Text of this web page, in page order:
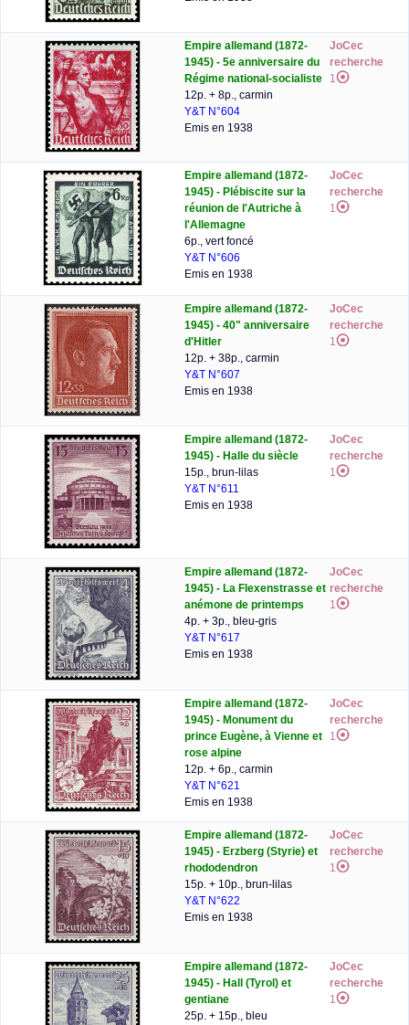
Empire allemand (1872-
1945) - 5e anniversaire du
Régime national-socialiste
12p. + 8p., carmin
Y&T N°604
Emis en 1938
JoCec
recherche
1
Empire allemand (1872-
1945) - Plébiscite sur la
réunion de l'Autriche à
l'Allemagne
6p., vert foncé
Y&T N°606
Emis en 1938
JoCec
recherche
1
Empire allemand (1872-
1945) - 40" anniversaire
d'Hitler
12p. + 38p., carmin
Y&T N°607
Emis en 1938
JoCec
recherche
1
Empire allemand (1872-
1945) - Halle du siècle
15p., brun-lilas
Y&T N°611
Emis en 1938
JoCec
recherche
1
Empire allemand (1872-
1945) - La Flexenstrasse et
anémone de printemps
4p. + 3p., bleu-gris
Y&T N°617
Emis en 1938
JoCec
recherche
1
Empire allemand (1872-
1945) - Monument du
prince Eugène, à Vienne et
rose alpine
12p. + 6p., carmin
Y&T N°621
Emis en 1938
JoCec
recherche
1
Empire allemand (1872-
1945) - Erzberg (Styrie) et
rhododendron
15p. + 10p., brun-lilas
Y&T N°622
Emis en 1938
JoCec
recherche
1
Empire allemand (1872-
1945) - Hall (Tyrol) et
gentiane
25p. + 15p., bleu
JoCec
recherche
1